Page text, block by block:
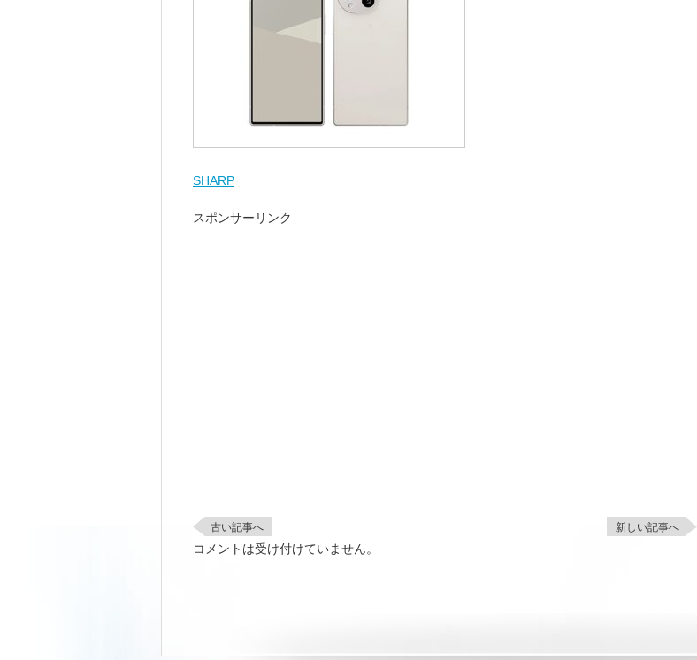
SHARP
スポンサーリンク
古い記事へ 新しい記事へ
コメントは受け付けていません。